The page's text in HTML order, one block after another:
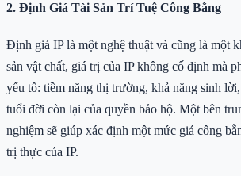
2. Định Giá Tài Sản Trí Tuệ Công Bằng
Định giá IP là một nghệ thuật và cũng là một
sản vật chất, giá trị của IP không cố định mà
yếu tố: tiềm năng thị trường, khả năng sinh
tuổi đời còn lại của quyền bảo hộ. Một bên
nghiệm sẽ giúp xác định một mức giá công
trị thực của IP.